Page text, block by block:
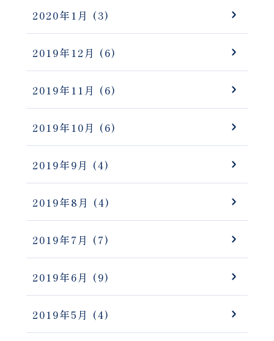
2020年1月 (3)
2019年12月 (6)
2019年11月 (6)
2019年10月 (6)
2019年9月 (4)
2019年8月 (4)
2019年7月 (7)
2019年6月 (9)
2019年5月 (4)